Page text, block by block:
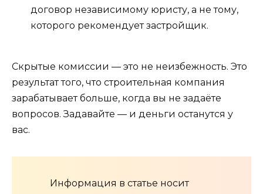
договор независимому юристу, а не тому,
которого рекомендует застройщик.
Скрытые комиссии — это не неизбежность. Это
результат того, что строительная компания
зарабатывает больше, когда вы не задаёте
вопросов. Задавайте — и деньги останутся у
вас.
Информация в статье носит